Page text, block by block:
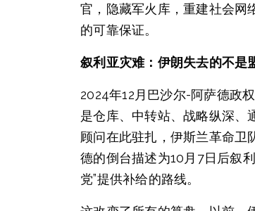
官，隐藏军火库，重建社会网
的可靠保证。
叙利亚灾难：伊朗失去的不是
2024年12月巴沙尔-阿萨德政
是仓库、中转站、战略纵深、
顾问在此驻扎，伊斯兰革命卫
德的倒台描述为10月7日后叙
党”提供补给的路线。